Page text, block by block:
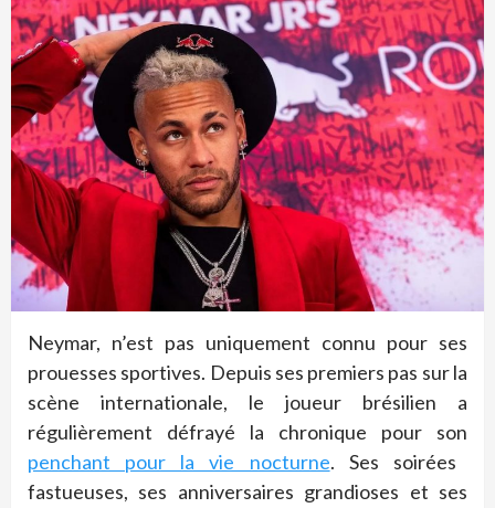
Neymar, n’est pas uniquement connu pour ses
prouesses sportives. Depuis ses premiers pas sur la
scène internationale, le joueur brésilien a
régulièrement défrayé la chronique pour son
penchant pour la vie nocturne. Ses soirées
fastueuses, ses anniversaires grandioses et ses